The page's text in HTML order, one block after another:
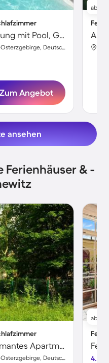
Voll ausgestattete Wohnung mit Pool, Garten und Terrasse | Haustierfreundlich
Bannewitz, Sächsische Schweiz-Osterzgebirge, Deutschland
Zum Angebot
ab
ansehen
& -
Kinderfreundliches charmantes Apartment mit Terrasse und Garten | Perfekt für die Arbeit von Zuhause | Haustiere sind willkommen
Bannewitz, Sächsische Schweiz-Osterzgebirge, Deutschland
ab
4.2